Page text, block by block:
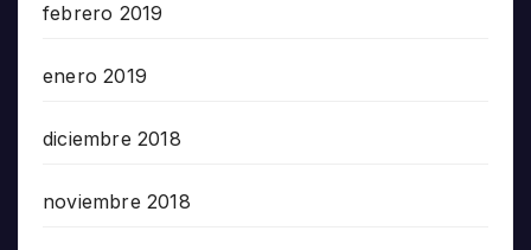
febrero 2019
enero 2019
diciembre 2018
noviembre 2018